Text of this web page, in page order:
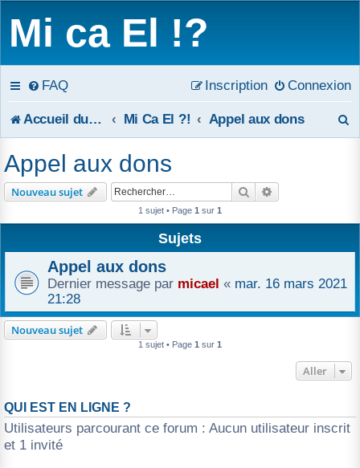
Mi ca El !?
FAQ Connexion
Inscription
Accueil du forum Mi Ca El ?! Appel aux dons
h
r
Appel aux dons
Nouveau sujet Rechercher
1 sujet • Page 1 sur 1
Sujets
Appel aux dons
Dernier message par micael « mar. 16 mars 2021
21:28
Nouveau sujet
1 sujet • Page 1 sur 1
Aller
QUI EST EN LIGNE ?
Utilisateurs parcourant ce forum : Aucun utilisateur inscrit
et 1 invité